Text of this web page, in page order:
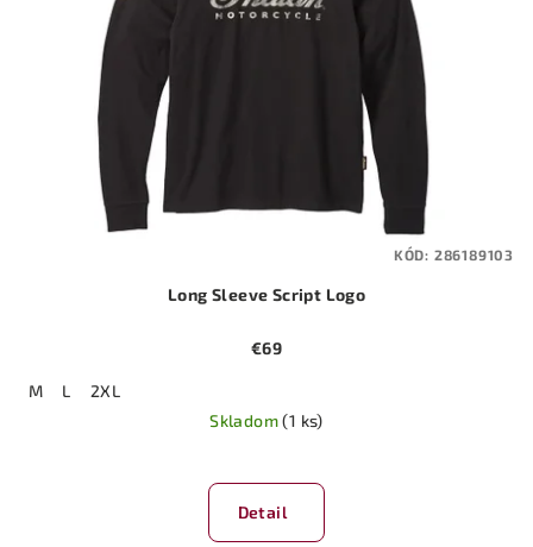
Long Sleeve Script Logo
€69
M L
2XL
Skladom(1 ks)
hodnotenie
produktu
Detail
KÓD: 286189103